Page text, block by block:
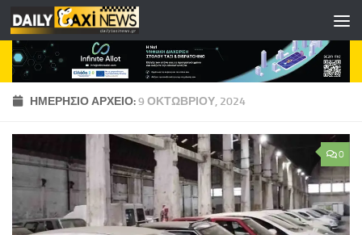
Skip to content
ΗΜΕΡΉΣΙΟ ΑΡΧΕΊΟ:9 ΟΚΤΩΒΡΊΟΥ, 2024
0